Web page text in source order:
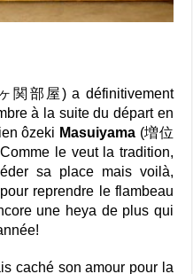
関部屋) a définitivement
à la suite du départ en
ôzeki Masuiyama(増位
le veut la tradition,
sa place mais voilà,
reprendre le flambeau
une heya de plus qui
caché son amour pour la